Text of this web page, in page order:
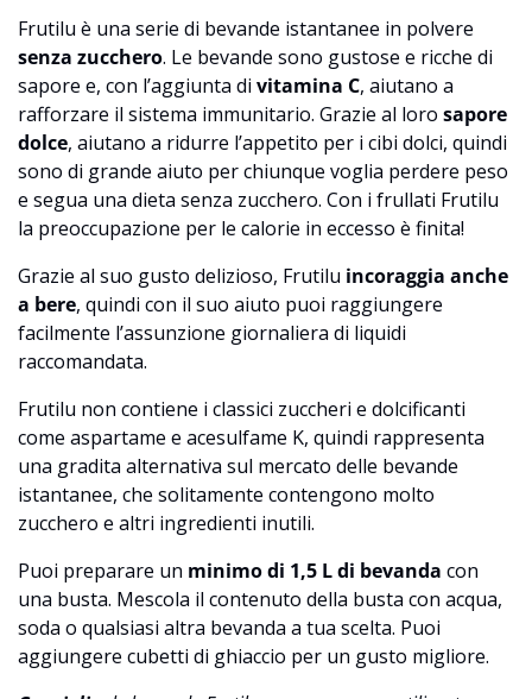
Frutilu è una serie di bevande istantanee in polvere
senza zucchero. Le bevande sono gustose e ricche di
sapore e, con l’aggiunta di vitamina C, aiutano a
rafforzare il sistema immunitario. Grazie al loro sapore
dolce, aiutano a ridurre l’appetito per i cibi dolci, quindi
sono di grande aiuto per chiunque voglia perdere peso
e segua una dieta senza zucchero. Con i frullati Frutilu
la preoccupazione per le calorie in eccesso è finita!
Grazie al suo gusto delizioso, Frutilu incoraggia anche
a bere, quindi con il suo aiuto puoi raggiungere
facilmente l’assunzione giornaliera di liquidi
raccomandata.
Frutilu non contiene i classici zuccheri e dolcificanti
come aspartame e acesulfame K, quindi rappresenta
una gradita alternativa sul mercato delle bevande
istantanee, che solitamente contengono molto
zucchero e altri ingredienti inutili.
Puoi preparare un minimo di 1,5 L di bevanda con
una busta. Mescola il contenuto della busta con acqua,
soda o qualsiasi altra bevanda a tua scelta. Puoi
aggiungere cubetti di ghiaccio per un gusto migliore.